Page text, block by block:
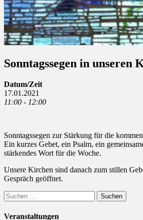
Sonntagssegen in unseren
Datum/Zeit
17.01.2021
11:00 - 12:00
Sonntagssegen zur Stärkung für die
Ein kurzes Gebet, ein Psalm, ein
stärkendes Wort für die Woche.
Unsere Kirchen sind danach zum stillen
Gespräch geöffnet.
Suchen
nach:
Veranstaltungen